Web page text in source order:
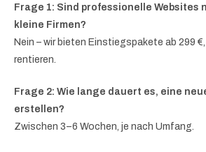
Frage 1: Sind professionelle Websites
kleine Firmen?
Nein – wir bieten Einstiegspakete ab 299 €,
rentieren.
Frage 2: Wie lange dauert es, eine
erstellen?
Zwischen 3–6 Wochen, je nach Umfang.